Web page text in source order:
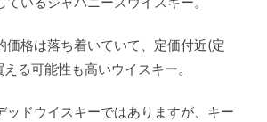
価格は落ち着いていて、定価付近(定
る可能性も高いウイスキー。
ッドウイスキーではありますが、キー